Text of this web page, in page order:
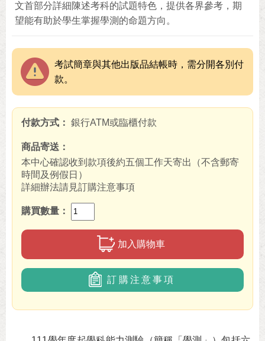
文首部分詳細陳述考科的試題特色，提供各界參考，期
望能有助於學生掌握學測的命題方向。
考試簡章與其他出版品結帳時，需分開各別付
款。
付款方式 銀行ATM或臨櫃付款
商品寄送
本中心確認收到款項後約五個工作天寄出（不含郵寄
時間及例假日）
詳細辦法請見訂購注意事項
購買數量
加入購物車
訂購注意事項